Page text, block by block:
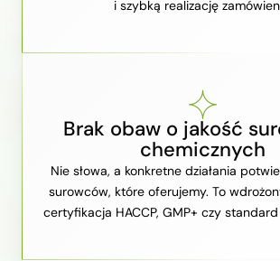
i szybką realizację
Brak obaw o jakość
chemicznych
Nie słowa, a konkretne działania
surowców, które oferujemy. To
certyfikacja HACCP, GMP+ czy